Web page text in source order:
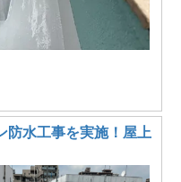
防水工事を実施！屋上